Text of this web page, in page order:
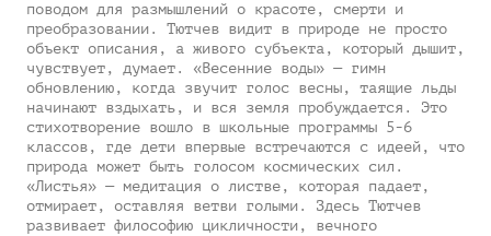
поводом для размышлений о красоте, смерти и
преобразовании. Тютчев видит в природе не просто
объект описания, а живого субъекта, который дышит,
чувствует, думает. «Весенние воды» — гимн
обновлению, когда звучит голос весны, таящие льды
начинают вздыхать, и вся земля пробуждается. Это
стихотворение вошло в школьные программы 5-6
классов, где дети впервые встречаются с идеей, что
природа может быть голосом космических сил.
«Листья» — медитация о листве, которая падает,
отмирает, оставляя ветви голыми. Здесь Тютчев
развивает философию цикличности, вечного